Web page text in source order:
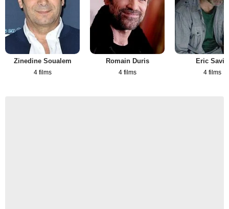
Zinedine Soualem
4 films
Romain Duris
4 films
Eric Savin
4 films